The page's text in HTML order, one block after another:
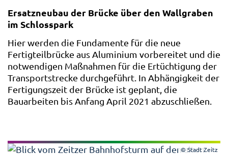
Ersatzneubau der Brücke über den Wallgraben
im Schlosspark
Hier werden die Fundamente für die neue
Fertigteilbrücke aus Aluminium vorbereitet und die
notwendigen Maßnahmen für die Ertüchtigung der
Transportstrecke durchgeführt. In Abhängigkeit der
Fertigungszeit der Brücke ist geplant, die
Bauarbeiten bis Anfang April 2021 abzuschließen.
© Stadt Zeitz